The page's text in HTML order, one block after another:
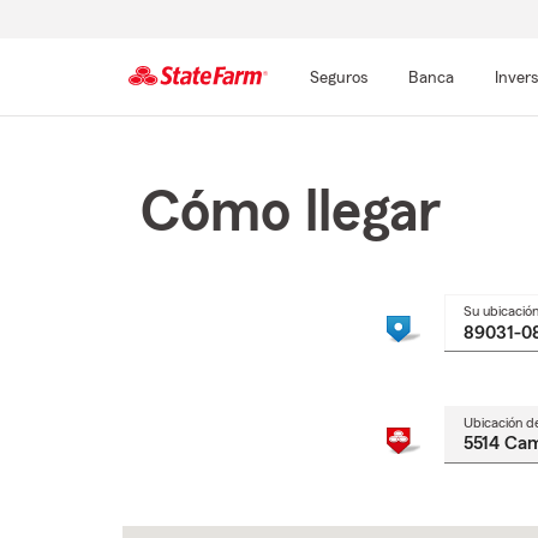
Seguros Banca
Cómo llegar
Su ubicación
Ubicación